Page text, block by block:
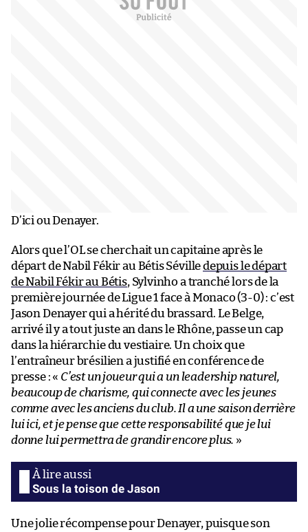
D’ici ou Denayer.
Alors que l’OL se cherchait un capitaine après le
départ de Nabil Fékir au Bétis Sévilledepuis le départ
de Nabil Fékir au Bétis, Sylvinho a tranché lors de la
première journée de Ligue 1 face à Monaco (3-0) : c’est
Jason Denayer qui a hérité du brassard. Le Belge,
arrivé il y a tout juste an dans le Rhône, passe un cap
dans la hiérarchie du vestiaire. Un choix que
l’entraîneur brésilien a justifié en conférence de
presse : « C’est un joueur qui a un leadership naturel,
beaucoup de charisme, qui connecte avec les jeunes
comme avec les anciens du club. Il a une saison derrière
lui ici, et je pense que cette responsabilité que je lui
donne lui permettra de grandir encore plus. »
Sous la toison de Jason
Une jolie récompense pour Denayer, puisque son